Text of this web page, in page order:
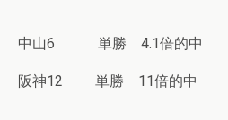
中山6 単勝 4.1倍的中
阪神12 単勝 11倍的中